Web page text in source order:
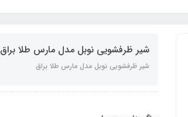
شیر ظرفشویی نوبل مدل مارس طلا براق
شیر ظرفشویی نوبل مدل مارس طلا براق